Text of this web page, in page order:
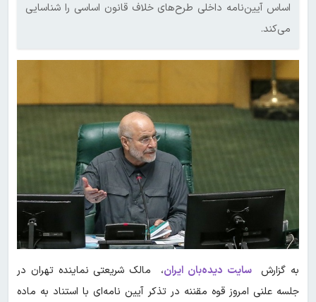
اساس آیین‌نامه داخلی طرح‌های خلاف قانون اساسی را شناسایی
می‌کند.
به گزارشسایت دیده‌بان ایران، مالک شریعتی نماینده تهران در
جلسه علنی امروز قوه مقننه در تذکر آیین نامه‌ای با استناد به ماده